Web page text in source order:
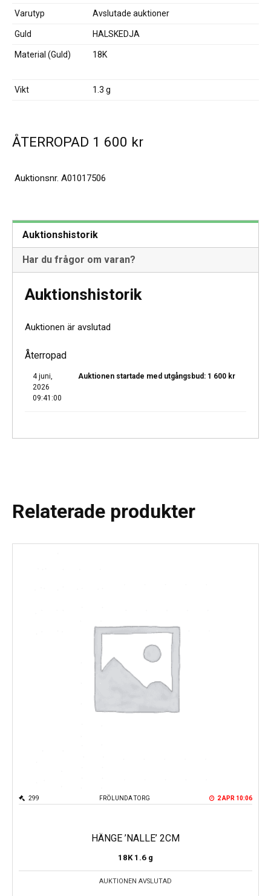
Varutyp Avslutade auktioner
Guld HALSKEDJA
Material (Guld) 18K
Vikt 1.3 g
ÅTERROPAD 1 600 kr
Auktionsnr. A01017506
Auktionshistorik
Har du frågor om varan?
Auktionshistorik
Auktionen är avslutad
Återropad
4 juni,
2026
09:41:00
Auktionen startade med utgångsbud: 1 600 kr
Relaterade produkter
FRÖLUNDA TORG
299 2 APR 10:06
HÄNGE ’NALLE’ 2CM
18K 1.6 g
AUKTIONEN AVSLUTAD